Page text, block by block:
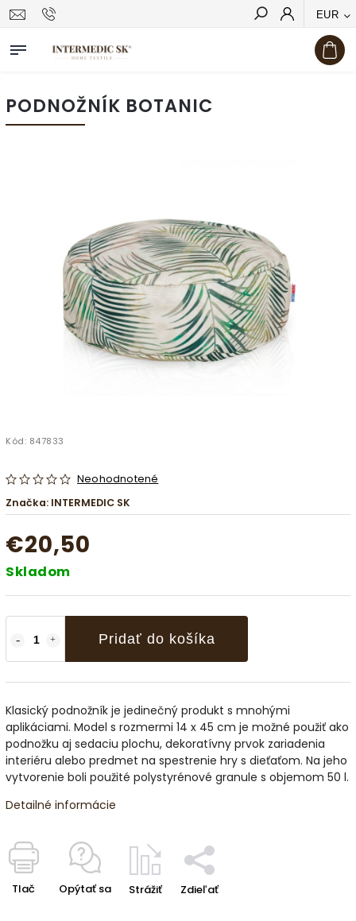
EUR
Hľadať
PODNOŽNÍK BOTANIC
Kód: 847833
Neohodnotené
Značka: INTERMEDIC SK
€20,50
Skladom
Pridať do košíka
Klasický podnožník je jedinečný produkt s mnohými
aplikáciami. Model s rozmermi 14 x 45 cm je možné použiť ako
podnožku aj sedaciu plochu, dekoratívny prvok zariadenia
interiéru alebo predmet na spestrenie hry s dieťaťom. Na jeho
vytvorenie boli použité polystyrénové granule s objemom 50 l.
Detailné informácie
Tlač Opýtať sa Strážiť Zdieľať